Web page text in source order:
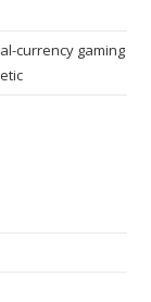
currency gaming